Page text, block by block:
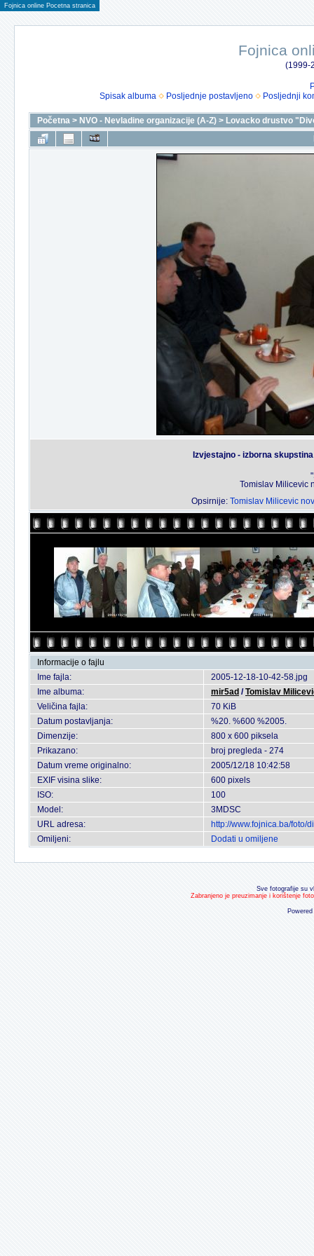
Fojnica online Pocetna stranica
Fojnica
(1999-
Spisak albuma
Posljednje postavljeno Posljednji
Početna > NVO - Nevladine organizacije (A-Z) > Lovacko drustvo
Izvjestajno - izborna
Tomislav Milicevic
Opsirnije: Tomislav Milicevic
Informacije o fajlu
Ime fajla:
2005-12-18-10-42-58.jpg
Ime albuma:
mir5ad /Tomislav
Veličina fajla:
70 KiB
Datum postavljanja:
%20. %600 %2005.
Dimenzije:
800 x 600 piksela
Prikazano:
broj pregleda - 274
Datum vreme originalno:
2005/12/18 10:42:58
EXIF visina slike:
600 pixels
ISO:
100
Model:
3MDSC
URL adresa:
http://www.fojnica.ba/foto/
Omiljeni:
Dodati u omiljene
Sve fotografije su
Zabranjeno je preuzimanje i korištenje